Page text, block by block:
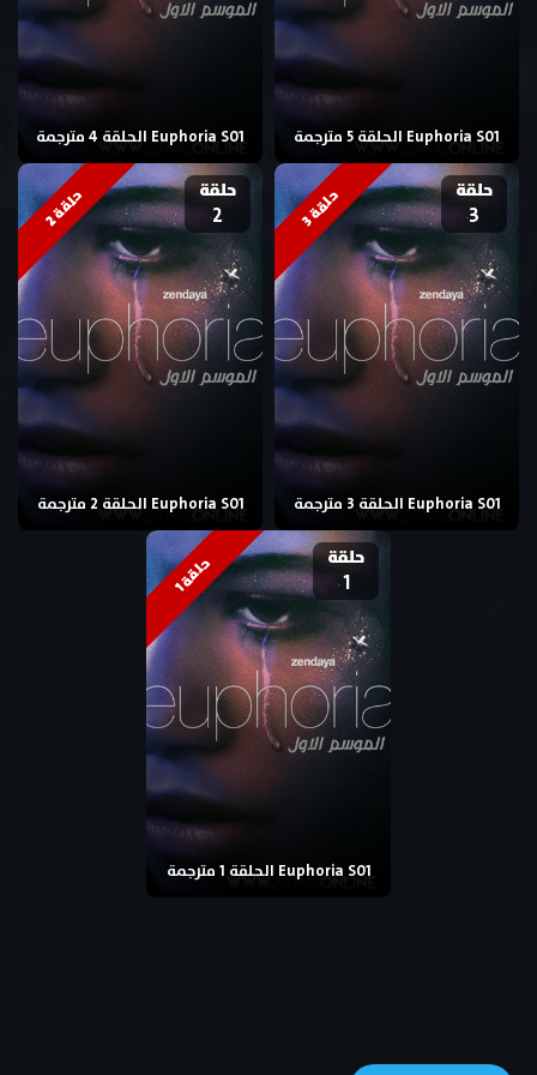
Euphoria S01 الحلقة 5 مترجمة Euphoria S01 الحلقة 4 مترجمة
حلقة
3 ح
ل
ق
ة
3
Euphoria S01 الحلقة 3 مترجمة
حلقة
2 ح
ل
ق
ة
2
Euphoria S01 الحلقة 2 مترجمة
حلقة
1 ح
ل
ق
ة
1
Euphoria S01 الحلقة 1 مترجمة